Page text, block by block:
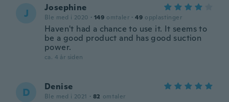
J Josephine
Ble med i 2020 · 149 omtaler · 49 opplastinger
Haven't had a chance to use it. It seems to
be a good product and has good suction
power.
ca. 4 år siden
D Denise
Ble med i 2021 · 82 omtaler